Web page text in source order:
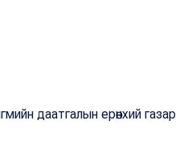
даатгалын ерөнхий газар